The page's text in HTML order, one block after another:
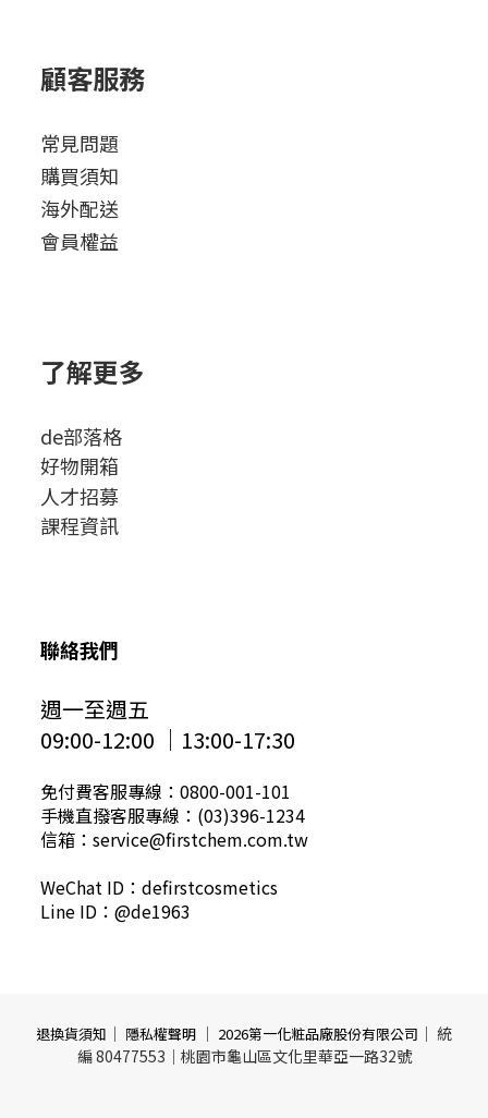
顧客服務
常見問題
購買須知
海外配送
會員權益
了解更多
de部落格
好物開箱
人才招募
課程資訊
聯絡我們
週一至週五
09:00-12:00 │13:00-17:30
免付費客服專線：0800-001-101
手機直撥客服專線：(03)396-1234
信箱：service@firstchem.com.tw
WeChat ID：defirstcosmetics
Line ID：@de1963
退換貨須知 ｜ 隱私權聲明 ｜ 2026第一化粧品廠股份有限公司 ｜ 統
編 80477553｜桃園市龜山區文化里華亞一路32號